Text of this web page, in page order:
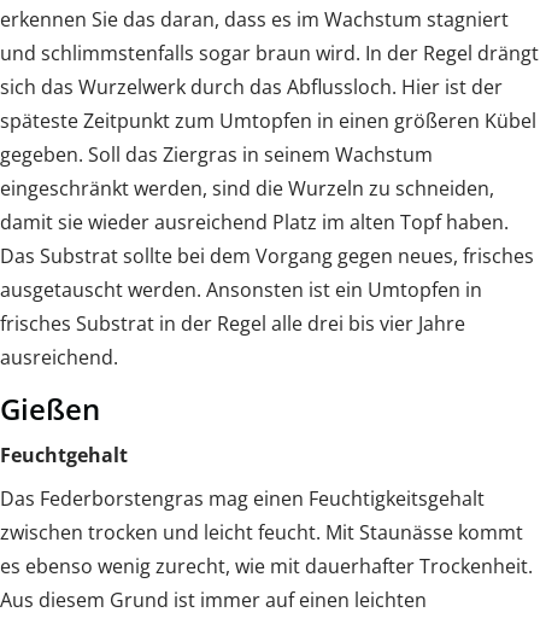
erkennen Sie das daran, dass es im Wachstum stagniert
und schlimmstenfalls sogar braun wird. In der Regel drängt
sich das Wurzelwerk durch das Abflussloch. Hier ist der
späteste Zeitpunkt zum Umtopfen in einen größeren Kübel
gegeben. Soll das Ziergras in seinem Wachstum
eingeschränkt werden, sind die Wurzeln zu schneiden,
damit sie wieder ausreichend Platz im alten Topf haben.
Das Substrat sollte bei dem Vorgang gegen neues, frisches
ausgetauscht werden. Ansonsten ist ein Umtopfen in
frisches Substrat in der Regel alle drei bis vier Jahre
ausreichend.
Gießen
Feuchtgehalt
Das Federborstengras mag einen Feuchtigkeitsgehalt
zwischen trocken und leicht feucht. Mit Staunässe kommt
es ebenso wenig zurecht, wie mit dauerhafter Trockenheit.
Aus diesem Grund ist immer auf einen leichten